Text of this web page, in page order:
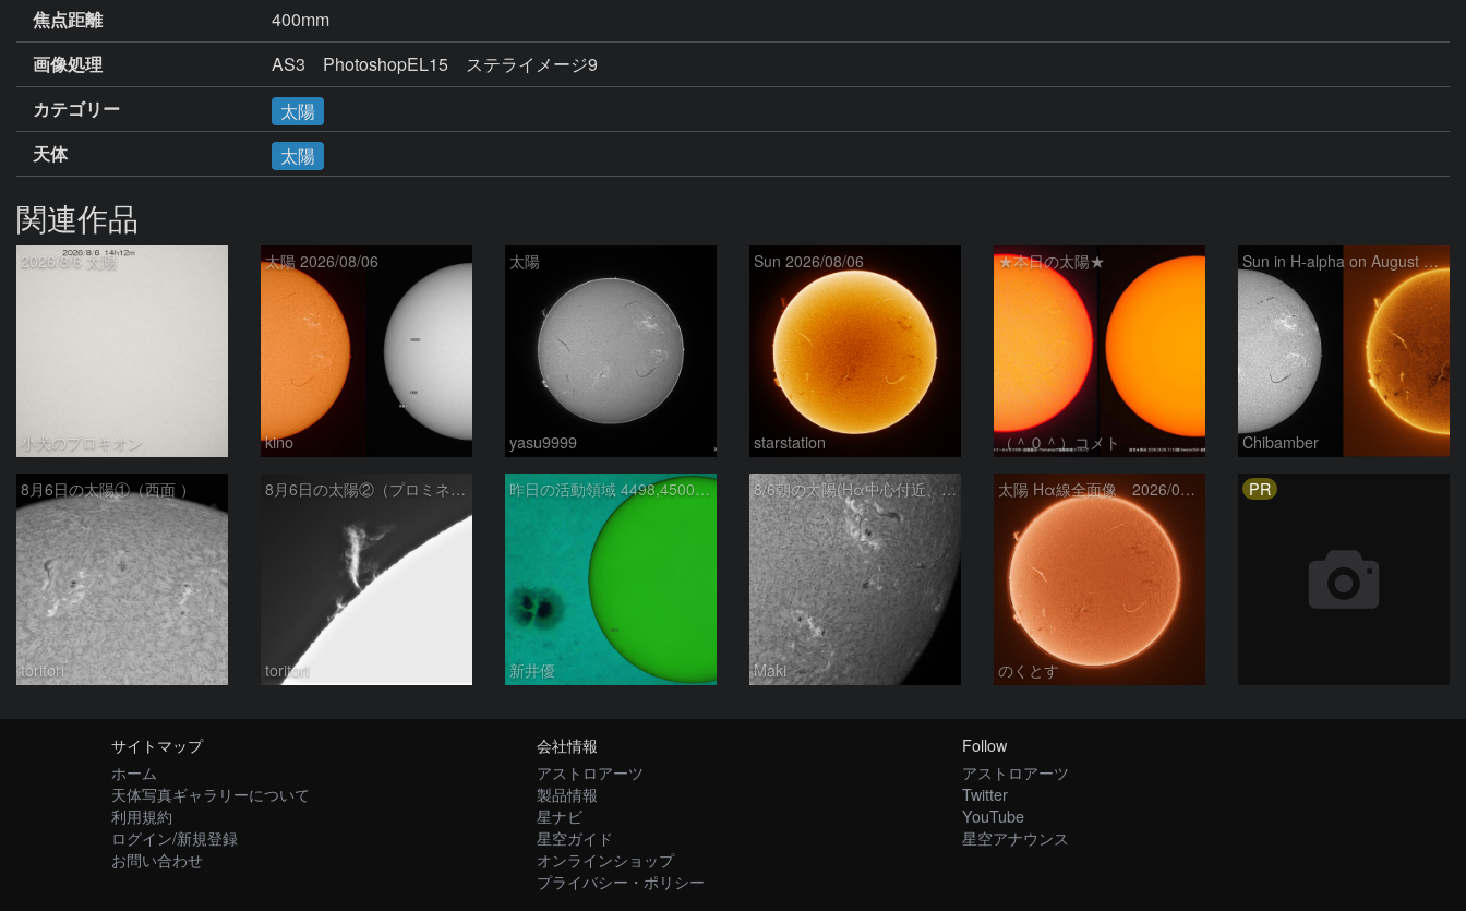
焦点距離
400mm
画像処理
AS3　PhotoshopEL15　ステライメージ9
カテゴリー
太陽
天体
太陽
関連作品
2026/8/6 太陽
小犬のプロキオン
太陽 2026/08/06
kino
太陽
yasu9999
Sun 2026/08/06
starstation
★本日の太陽★
（＾０＾）コメト
Sun in H-alpha on August 6, 2026
Chibamber
8月6日の太陽①（西面 ）
toritori
8月6日の太陽②（プロミネン北東縁 ）
toritori
昨日の活動領域 4498,4500：2026/08/05
新井優
8/6朝の太陽(Hα中心付近、4498、4502付近)
Maki
太陽 Hα線全面像 2026/08/06
のくとす
PR
サイトマップ
ホーム
天体写真ギャラリーについて
利用規約
ログイン/新規登録
お問い合わせ
会社情報
アストロアーツ
製品情報
星ナビ
星空ガイド
オンラインショップ
プライバシー・ポリシー
Follow
アストロアーツ
Twitter
YouTube
星空アナウンス